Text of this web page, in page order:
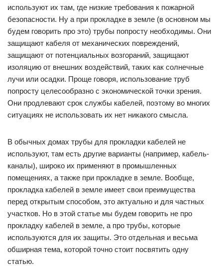
используют их там, где низкие требования к пожарной
безопасности. Ну а при прокладке в земле (в основном мы
будем говорить про это) трубы попросту необходимы. Они
защищают кабеля от механических повреждений,
защищают от потенциальных возгораний, защищают
изоляцию от внешних воздействий, таких как солнечные
лучи или осадки. Проще говоря, использование труб
попросту целесообразно с экономической точки зрения.
Они продлевают срок службы кабелей, поэтому во многих
ситуациях не использовать их нет никакого смысла.
В обычных домах трубы для прокладки кабелей не
используют, там есть другие варианты (например, кабель-
каналы), широко их применяют в промышленных
помещениях, а также при прокладке в земле. Вообще,
прокладка кабелей в земле имеет свои преимущества
перед открытым способом, это актуально и для частных
участков. Но в этой статье мы будем говорить не про
прокладку кабелей в земле, а про трубы, которые
используются для их защиты. Это отдельная и весьма
обширная тема, которой точно стоит посвятить одну
статью.